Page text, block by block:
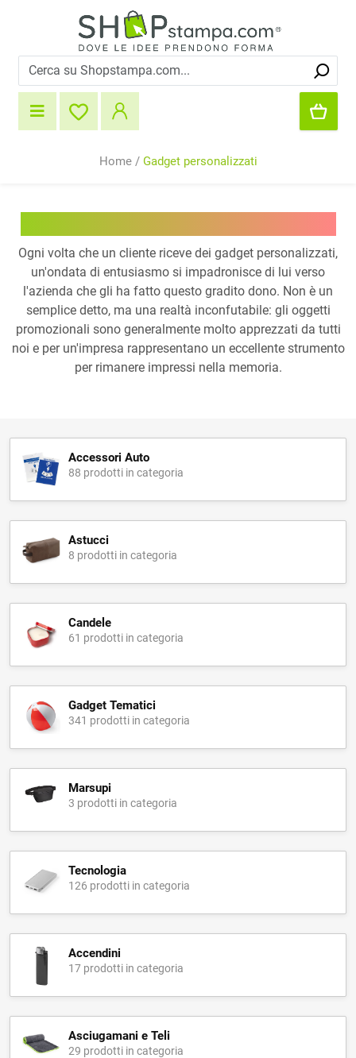
Home/ Gadget personalizzati
Ogni volta che un cliente riceve dei gadget personalizzati,
un'ondata di entusiasmo si impadronisce di lui verso
l'azienda che gli ha fatto questo gradito dono. Non è un
semplice detto, ma una realtà inconfutabile: gli oggetti
promozionali sono generalmente molto apprezzati da tutti
noi e per un'impresa rappresentano un eccellente strumento
per rimanere impressi nella memoria.
Accessori Auto
88 prodotti in categoria
Astucci
8 prodotti in categoria
Candele
61 prodotti in categoria
Gadget Tematici
341 prodotti in categoria
Marsupi
3 prodotti in categoria
Tecnologia
126 prodotti in categoria
Accendini
17 prodotti in categoria
Asciugamani e Teli
29 prodotti in categoria